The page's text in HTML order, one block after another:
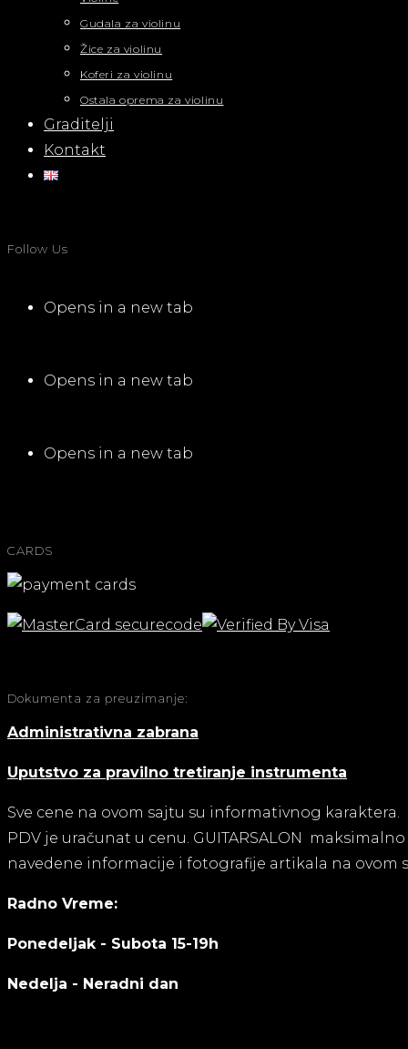
Gudala za violinu
Žice za violinu
Koferi za violinu
Ostala oprema za violinu
Graditelji
Kontakt
Follow Us
Opens in a new tab
Opens in a new tab
Opens in a new tab
CARDS
Dokumenta za preuzimanje:
Administrativna zabrana
Uputstvo za pravilno tretiranje instrumenta
Sve cene na ovom sajtu su informativnog karaktera.
PDV je uračunat u cenu. GUITARSALON
navedene informacije i fotografije artikala na ovom
Radno Vreme:
Ponedeljak - Subota 15-19h
Nedelja - Neradni dan